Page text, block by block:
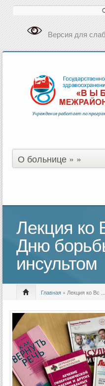
Версия для
Лекция ко
Дню
инсультом
Главная » Лекция ко Вс ...